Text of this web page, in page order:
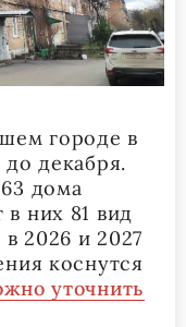
городе в
декабря.
дома
них 81 вид
2026 и 2027
коснутся
уточнить